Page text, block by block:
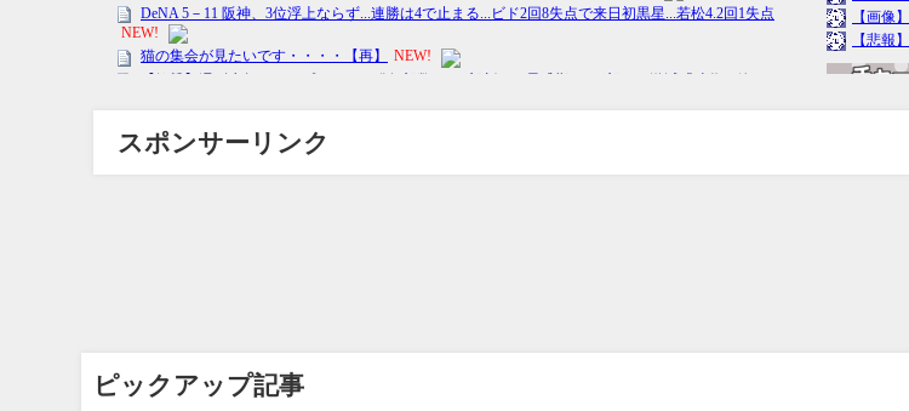
スポンサーリンク
ピックアップ記事